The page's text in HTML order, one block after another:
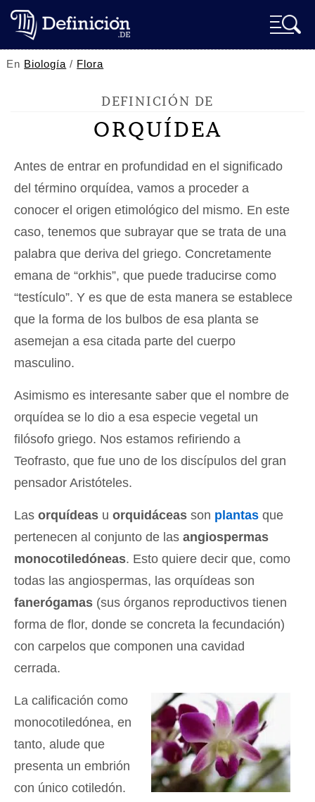
En Biología / Flora
DEFINICIÓN DE
ORQUÍDEA
Antes de entrar en profundidad en el significado
del término orquídea, vamos a proceder a
conocer el origen etimológico del mismo. En este
caso, tenemos que subrayar que se trata de una
palabra que deriva del griego. Concretamente
emana de “orkhis”, que puede traducirse como
“testículo”. Y es que de esta manera se establece
que la forma de los bulbos de esa planta se
asemejan a esa citada parte del cuerpo
masculino.
Asimismo es interesante saber que el nombre de
orquídea se lo dio a esa especie vegetal un
filósofo griego. Nos estamos refiriendo a
Teofrasto, que fue uno de los discípulos del gran
pensador Aristóteles.
Las orquídeas u orquidáceas son plantas que
pertenecen al conjunto de las angiospermas
monocotiledóneas. Esto quiere decir que, como
todas las angiospermas, las orquídeas son
fanerógamas (sus órganos reproductivos tienen
forma de flor, donde se concreta la fecundación)
con carpelos que componen una cavidad
cerrada.
La calificación como
monocotiledónea, en
tanto, alude que
presenta un embrión
con único cotiledón.